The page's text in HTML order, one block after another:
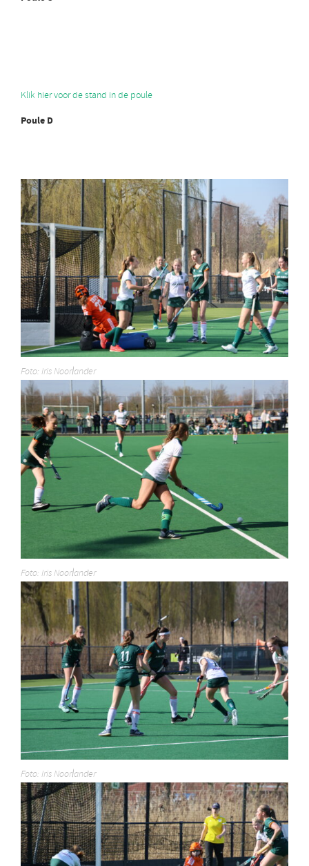
Klik hier voor de stand in de poule
Poule D
Foto: Iris Noorlander
Foto: Iris Noorlander
Foto: Iris Noorlander